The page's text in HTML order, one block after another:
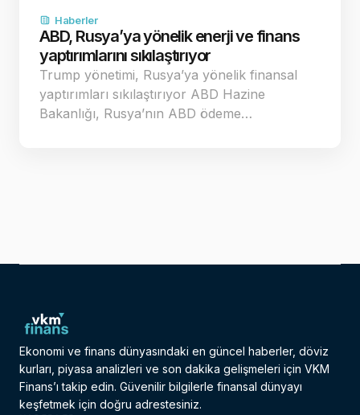
Haberler
ABD, Rusya’ya yönelik enerji ve finans
yaptırımlarını sıkılaştırıyor
Trump yönetimi, Rusya’ya yönelik finansal
yaptırımları sıkılaştırıyor ABD Hazine
Bakanlığı, Rusya’nın ABD ödeme…
Ekonomi ve finans dünyasındaki en güncel haberler, döviz
kurları, piyasa analizleri ve son dakika gelişmeleri için VKM
Finans’ı takip edin. Güvenilir bilgilerle finansal dünyayı
keşfetmek için doğru adrestesiniz.